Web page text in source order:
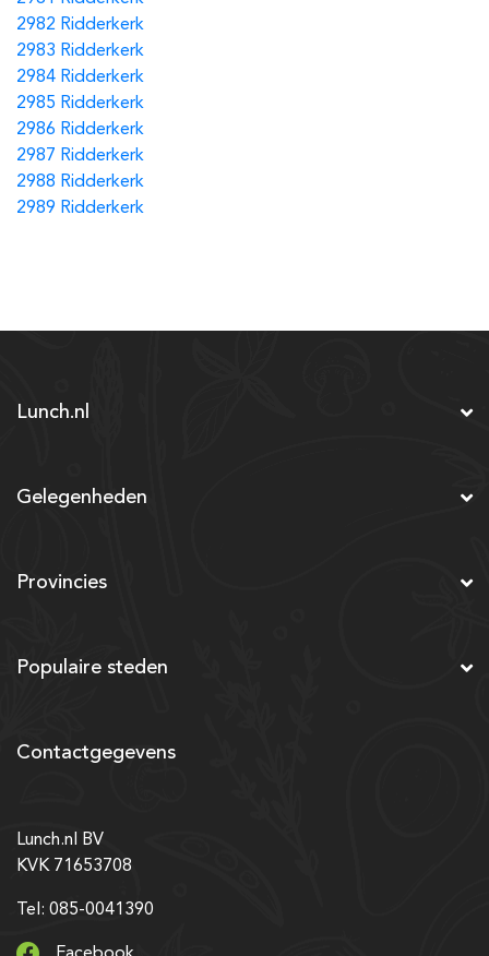
2982 Ridderkerk
2983 Ridderkerk
2984 Ridderkerk
2985 Ridderkerk
2986 Ridderkerk
2987 Ridderkerk
2988 Ridderkerk
2989 Ridderkerk
Lunch.nl
Gelegenheden
Provincies
Populaire steden
Contactgegevens
Lunch.nl BV
KVK 71653708
Tel: 085-0041390